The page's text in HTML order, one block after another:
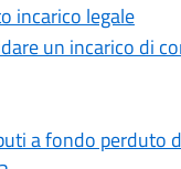
incarico legale
un incarico di
a fondo perduto